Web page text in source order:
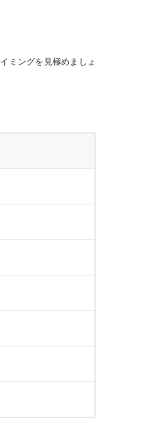
ミングを見極めましょ